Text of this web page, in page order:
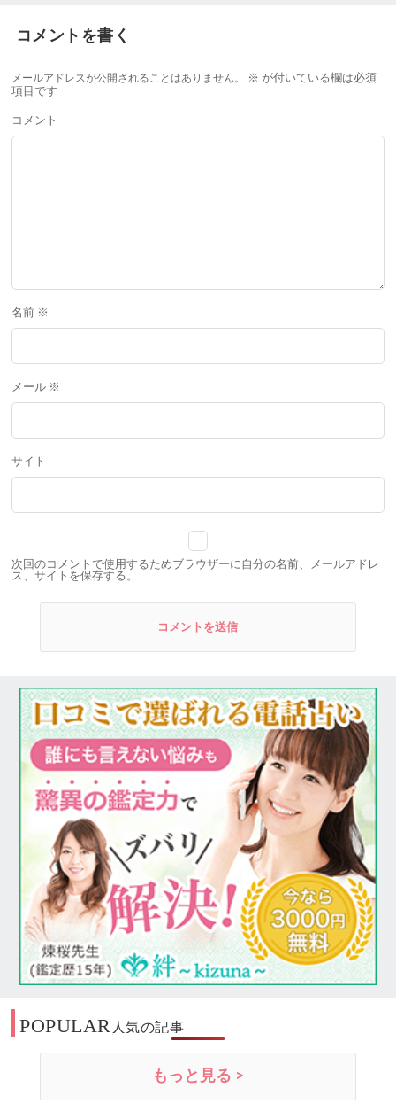
コメントを書く
メールアドレスが公開されることはありません。 ※ が付いている欄は必須
項目です
コメント
名前 ※
メール ※
サイト
次回のコメントで使用するためブラウザーに自分の名前、メールアドレ
ス、サイトを保存する。
POPULAR 人気の記事
もっと見る >